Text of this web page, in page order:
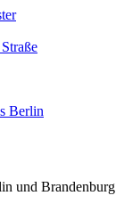
Berlin
und Brandenburg